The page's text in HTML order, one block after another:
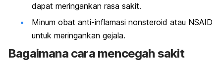
dapat meringankan rasa sakit.
Minum obat anti-inflamasi nonsteroid atau NSAID
untuk meringankan gejala.
Bagaimana cara mencegah sakit